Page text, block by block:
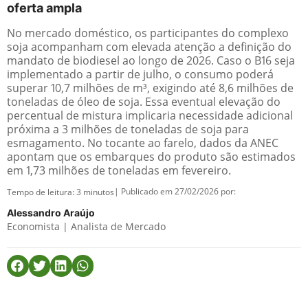
oferta ampla
No mercado doméstico, os participantes do complexo
soja acompanham com elevada atenção a definição do
mandato de biodiesel ao longo de 2026. Caso o B16 seja
implementado a partir de julho, o consumo poderá
superar 10,7 milhões de m³, exigindo até 8,6 milhões de
toneladas de óleo de soja. Essa eventual elevação do
percentual de mistura implicaria necessidade adicional
próxima a 3 milhões de toneladas de soja para
esmagamento. No tocante ao farelo, dados da ANEC
apontam que os embarques do produto são estimados
em 1,73 milhões de toneladas em fevereiro.
Tempo de leitura:3 minutos | Publicado em 27/02/2026 por:
Alessandro Araújo
Economista | Analista de Mercado